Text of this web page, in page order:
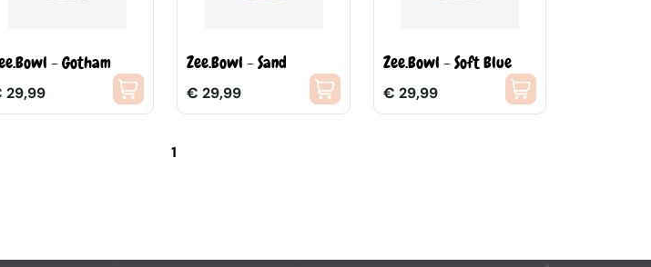
- Gotham
29,99
Zee.Bowl - Sand
€ 29,99
Zee.Bowl - Soft Blue
€ 29,99
1